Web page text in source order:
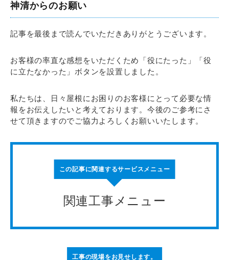
神清からのお願い
記事を最後まで読んでいただきありがとうございます。
お客様の率直な感想をいただくため「役にたった」「役
に立たなかった」ボタンを設置しました。
私たちは、日々屋根にお困りのお客様にとって必要な情
報をお伝えしたいと考えております。今後のご参考にさ
せて頂きますのでご協力よろしくお願いいたします。
この記事に関連するサービスメニュー
関連工事メニュー
工事の現場をお見せします。